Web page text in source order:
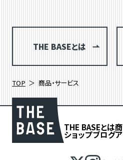
THE BASEとは
TOP 商品・サービス
THE BASEとは
ショップブログ